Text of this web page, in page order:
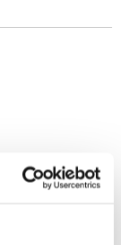
Creme für